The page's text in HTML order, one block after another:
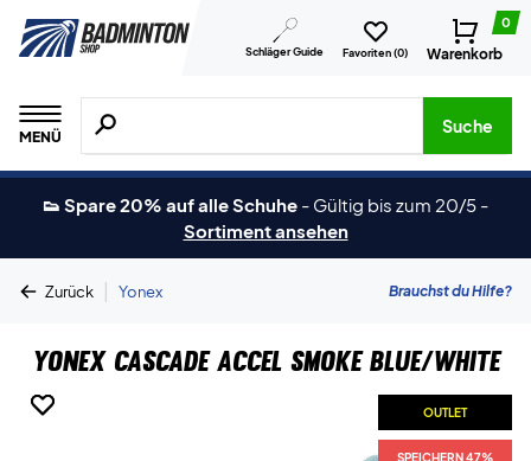
Schläger Guide Favoriten (0)
0
Warenkorb
MENÜ
Suche nach Produkten, Marken usw.
Suche
👟 Spare 20% auf alle Schuhe - Gültig bis zum 20/5 -
Sortiment ansehen
Zurück | Yonex Brauchst du Hilfe?
Yonex Cascade Accel Smoke Blue/White
OUTLET
SPEICHERN 47%
OUTLET
SPEICHERN 47%